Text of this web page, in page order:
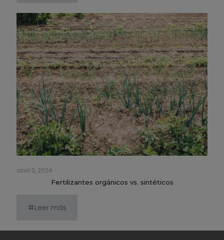
abril 3, 2024
Fertilizantes orgánicos vs. sintéticos
Leer más